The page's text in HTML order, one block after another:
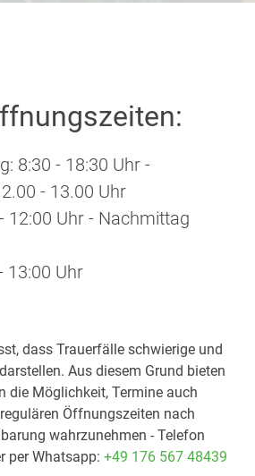
8:30 - 18:30 Uhr -
- 13.00 Uhr
12:00 Uhr - Nachmittag
13:00 Uhr
dass Trauerfälle schwierige und
Aus diesem Grund bieten
die Möglichkeit, Termine auch
Öffnungszeiten nach
wahrzunehmen - Telefon
per Whatsapp: +49 176 567 48439